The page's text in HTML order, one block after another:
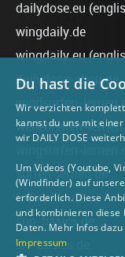
dailydose.eu
wingdaily.de
wingdaily.eu
dailydose-shop.de
windsurfen-
wellenreiten-
surfen-lernen.de
foilsurfen.de
sup-basics.de
ski-basics.de
Du hast die
Wir verzichten
kannst du uns mit
wir DAILY DOSE
Um Videos (Youtube,
(Windfinder) auf
erforderlich. Diese
und kombinieren
Daten. Mehr Infos
Impressum